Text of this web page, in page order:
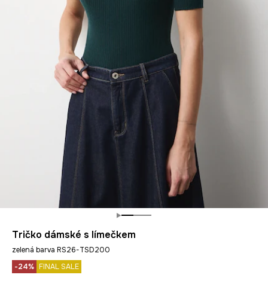
Tričko dámské s límečkem
zelená barva RS26-TSD200
-24% FINAL SALE